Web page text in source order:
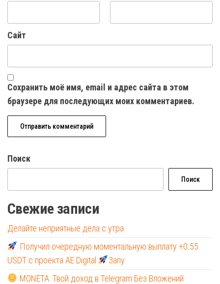
Сайт
Сохранить моё имя, email и адрес сайта в этом
браузере для последующих моих комментариев.
Поиск
Поиск
Свежие записи
Делайте неприятные дела с утра.
Получил очередную моментальную выплату +0.55
USDT с проекта AE Digital
Запу
MONETA: Твой доход в Telegram Без Вложений